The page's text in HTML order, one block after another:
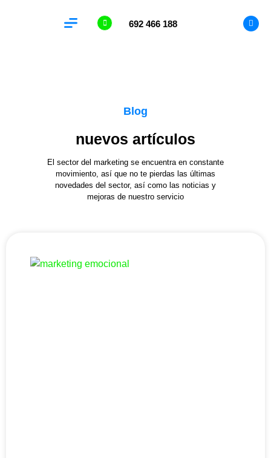
692 466 188
Blog
nuevos artículos
El sector del marketing se encuentra en constante
movimiento, así que no te pierdas las últimas
novedades del sector, así como las noticias y
mejoras de nuestro servicio